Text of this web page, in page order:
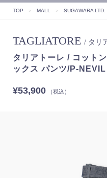
TOP ＞ MALL ＞ SUGAWARA LTD.
TAGLIATORE / タリ
タリアトーレ / コット
ックス パンツ/P-
¥53,900（税込）